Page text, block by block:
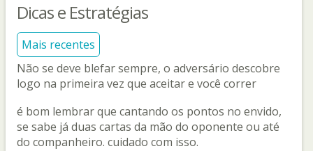
Dicas e Estratégias
Mais recentes
Não se deve blefar sempre, o adversário descobre
logo na primeira vez que aceitar e você correr
é bom lembrar que cantando os pontos no envido,
se sabe já duas cartas da mão do oponente ou até
do companheiro. cuidado com isso.